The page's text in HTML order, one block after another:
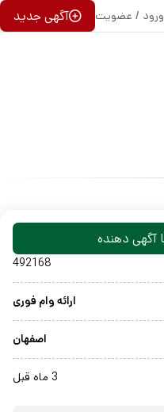
ورود / عضویت
آگهی جدید
آگهی دهنده
492168
ارائه وام فوری
اصفهان
3 ماه قبل